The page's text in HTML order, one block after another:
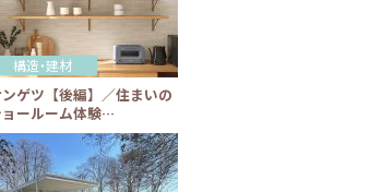
ゲツ【後編】／住まいの
ョールーム体験…
構造・建材